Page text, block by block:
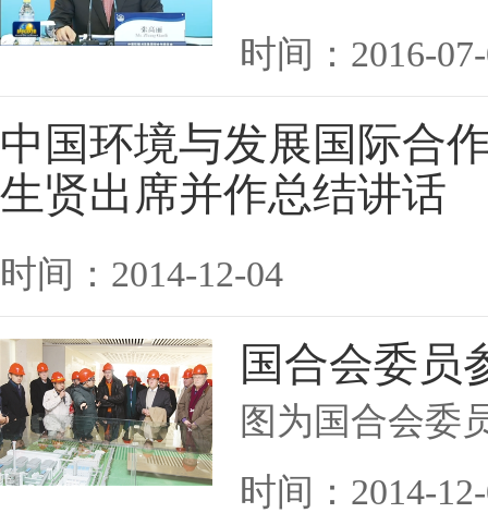
时间：2016-
中国环境与发展国际合
生贤出席并作总结讲话
时间：2014-12-04
国合会委员
图为国合会委
时间：2014-